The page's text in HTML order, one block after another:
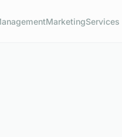
MarketingServices